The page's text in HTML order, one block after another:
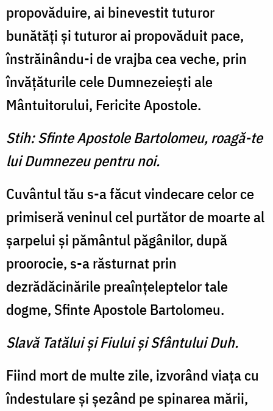
propovăduire, ai binevestit tuturor
bunătăţi şi tuturor ai propovăduit pace,
înstrăinându-i de vrajba cea veche, prin
învăţăturile cele Dumnezeieşti ale
Mântuitorului, Fericite Apostole.
Stih: Sfinte Apostole Bartolomeu, roagă-te
lui Dumnezeu pentru noi.
Cuvântul tău s-a făcut vindecare celor ce
primiseră veninul cel purtător de moarte al
şarpelui şi pământul păgânilor, după
proorocie, s-a răsturnat prin
dezrădăcinările preaînţeleptelor tale
dogme, Sfinte Apostole Bartolomeu.
Slavă Tatălui şi Fiului şi Sfântului Duh.
Fiind mort de multe zile, izvorând viaţa cu
îndestulare şi şezând pe spinarea mării,